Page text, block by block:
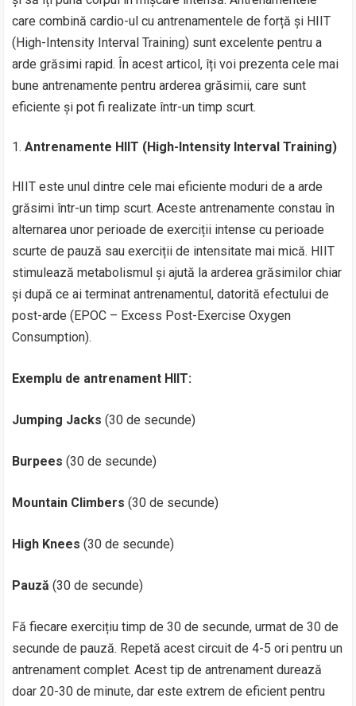
care combină cardio-ul cu antrenamentele de forță și HIIT
(High-Intensity Interval Training) sunt excelente pentru a
arde grăsimi rapid. În acest articol, îți voi prezenta cele mai
bune antrenamente pentru arderea grăsimii, care sunt
eficiente și pot fi realizate într-un timp scurt.
Antrenamente HIIT (High-Intensity Interval Training)
HIIT este unul dintre cele mai eficiente moduri de a arde
grăsimi într-un timp scurt. Aceste antrenamente constau în
alternarea unor perioade de exerciții intense cu perioade
scurte de pauză sau exerciții de intensitate mai mică. HIIT
stimulează metabolismul și ajută la arderea grăsimilor chiar
și după ce ai terminat antrenamentul, datorită efectului de
post-arde (EPOC – Excess Post-Exercise Oxygen
Consumption).
Exemplu de antrenament HIIT:
Jumping Jacks (30 de secunde)
Burpees (30 de secunde)
Mountain Climbers (30 de secunde)
High Knees (30 de secunde)
Pauză (30 de secunde)
Fă fiecare exercițiu timp de 30 de secunde, urmat de 30 de
secunde de pauză. Repetă acest circuit de 4-5 ori pentru un
antrenament complet. Acest tip de antrenament durează
doar 20-30 de minute, dar este extrem de eficient pentru